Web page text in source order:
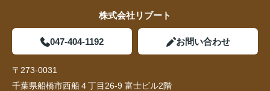
株式会社リブート
047-404-1192 お問い合わせ
〒273-0031
千葉県船橋市西船４丁目26-9 富士ビル2階